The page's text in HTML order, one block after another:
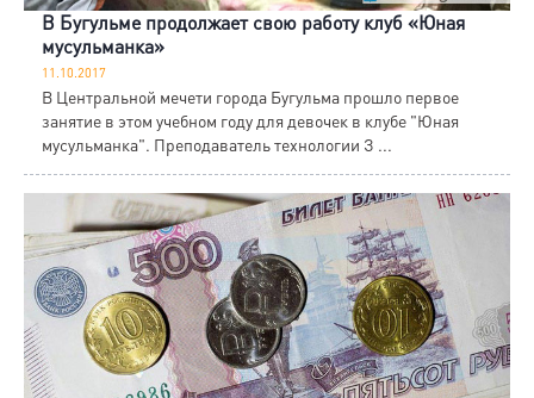
В Бугульме продолжает свою работу клуб «Юная
мусульманка»
11.10.2017
В Центральной мечети города Бугульма прошло первое
занятие в этом учебном году для девочек в клубе "Юная
мусульманка". Преподаватель технологии З ...